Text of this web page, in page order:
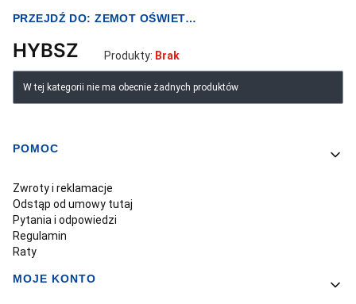
PRZEJDŹ DO:ZEMOT OŚWIETLENIE I ELEKTRYKA
HYBSZ Produkty: Brak
Lista produktów
W tej kategorii nie ma obecnie żadnych produktów
Linki w stopce
POMOC
Zwroty i reklamacje
Odstąp od umowy tutaj
Pytania i odpowiedzi
Regulamin
Raty
MOJE KONTO